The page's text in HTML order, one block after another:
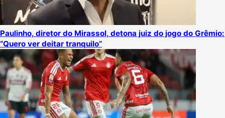
Paulinho, diretor do Mirassol, detona juiz do jogo do Grêmio:
“Quero ver deitar tranquilo”